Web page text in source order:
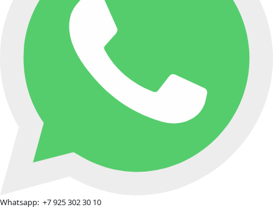
Whatsapp: +7 925 302 30 10